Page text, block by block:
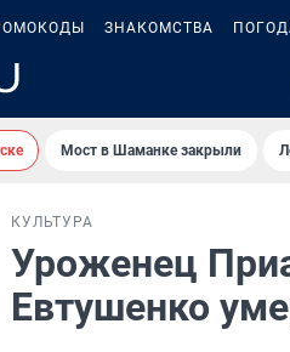
ЗНАКОМСТВА
Мост в Шаманке закрыли
КУЛЬТУРА
Уроженец
Евтушенко